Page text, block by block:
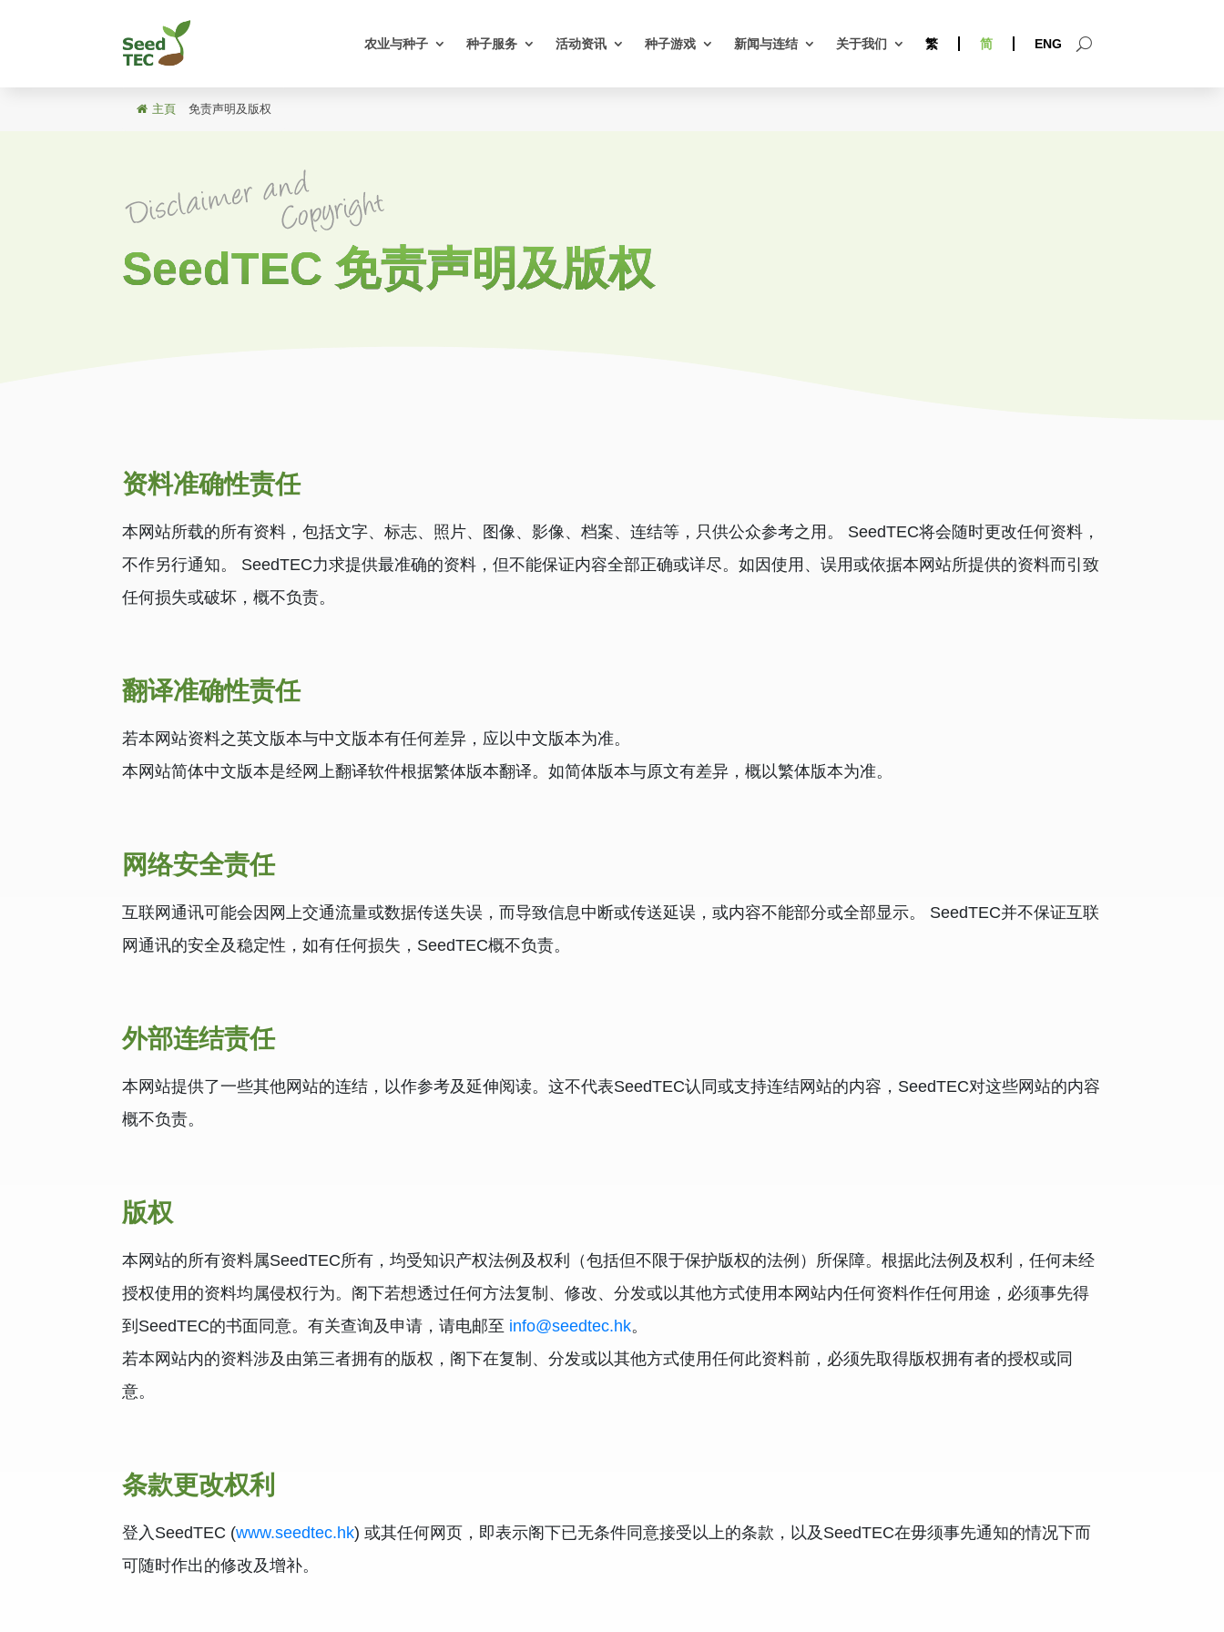
农业与种子 种子服务 活动资讯 种子游戏 新闻与连结 关于我们 繁 简 ENG
主頁 免责声明及版权
SeedTEC 免责声明及版权
资料准确性责任
本网站所载的所有资料，包括文字、标志、照片、图像、影像、档案、连结等，只供公众参考之用。 SeedTEC将会随时更改任何资料，
不作另行通知。 SeedTEC力求提供最准确的资料，但不能保证内容全部正确或详尽。如因使用、误用或依据本网站所提供的资料而引致
任何损失或破坏，概不负责。
翻译准确性责任
若本网站资料之英文版本与中文版本有任何差异，应以中文版本为准。
本网站简体中文版本是经网上翻译软件根据繁体版本翻译。如简体版本与原文有差异，概以繁体版本为准。
网络安全责任
互联网通讯可能会因网上交通流量或数据传送失误，而导致信息中断或传送延误，或内容不能部分或全部显示。 SeedTEC并不保证互联
网通讯的安全及稳定性，如有任何损失，SeedTEC概不负责。
外部连结责任
本网站提供了一些其他网站的连结，以作参考及延伸阅读。这不代表SeedTEC认同或支持连结网站的内容，SeedTEC对这些网站的内容
概不负责。
版权
本网站的所有资料属SeedTEC所有，均受知识产权法例及权利（包括但不限于保护版权的法例）所保障。根据此法例及权利，任何未经
授权使用的资料均属侵权行为。阁下若想透过任何方法复制、修改、分发或以其他方式使用本网站内任何资料作任何用途，必须事先得
到SeedTEC的书面同意。有关查询及申请，请电邮至 info@seedtec.hk。
若本网站内的资料涉及由第三者拥有的版权，阁下在复制、分发或以其他方式使用任何此资料前，必须先取得版权拥有者的授权或同
意。
条款更改权利
登入SeedTEC (www.seedtec.hk) 或其任何网页，即表示阁下已无条件同意接受以上的条款，以及SeedTEC在毋须事先通知的情况下而
可随时作出的修改及增补。